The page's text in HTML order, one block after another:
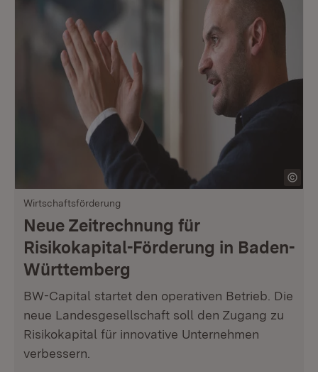
Wirtschaftsförderung
Neue Zeitrechnung für
Risikokapital-Förderung in Baden-
Württemberg
BW-Capital startet den operativen Betrieb. Die
neue Landesgesellschaft soll den Zugang zu
Risikokapital für innovative Unternehmen
verbessern.